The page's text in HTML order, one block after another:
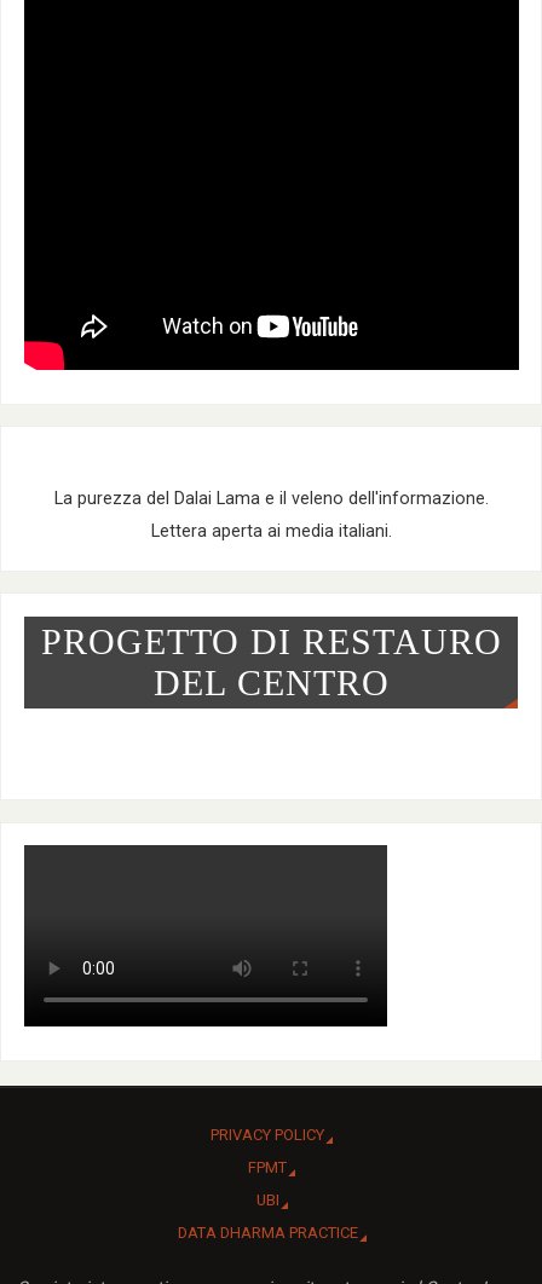
La purezza del Dalai Lama e il veleno dell'informazione.
Lettera aperta ai media italiani.
PROGETTO DI RESTAURO
DEL CENTRO
PRIVACY POLICY
FPMT
UBI
DATA DHARMA PRACTICE